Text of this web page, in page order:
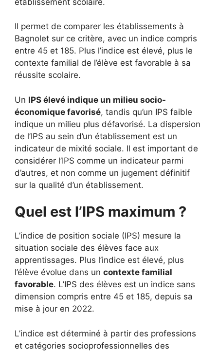
Il permet de comparer les établissements à
Bagnolet sur ce critère, avec un indice compris
entre 45 et 185. Plus l’indice est élevé, plus le
contexte familial de l’élève est favorable à sa
réussite scolaire.
Un IPS élevé indique un milieu socio-
économique favorisé, tandis qu’un IPS faible
indique un milieu plus défavorisé. La dispersion
de l’IPS au sein d’un établissement est un
indicateur de mixité sociale. Il est important de
considérer l’IPS comme un indicateur parmi
d’autres, et non comme un jugement définitif
sur la qualité d’un établissement.
Quel est l’IPS maximum ?
L’indice de position sociale (IPS) mesure la
situation sociale des élèves face aux
apprentissages. Plus l’indice est élevé, plus
l’élève évolue dans un contexte familial
favorable. L’IPS des élèves est un indice sans
dimension compris entre 45 et 185, depuis sa
mise à jour en 2022.
L’indice est déterminé à partir des professions
et catégories socioprofessionnelles des